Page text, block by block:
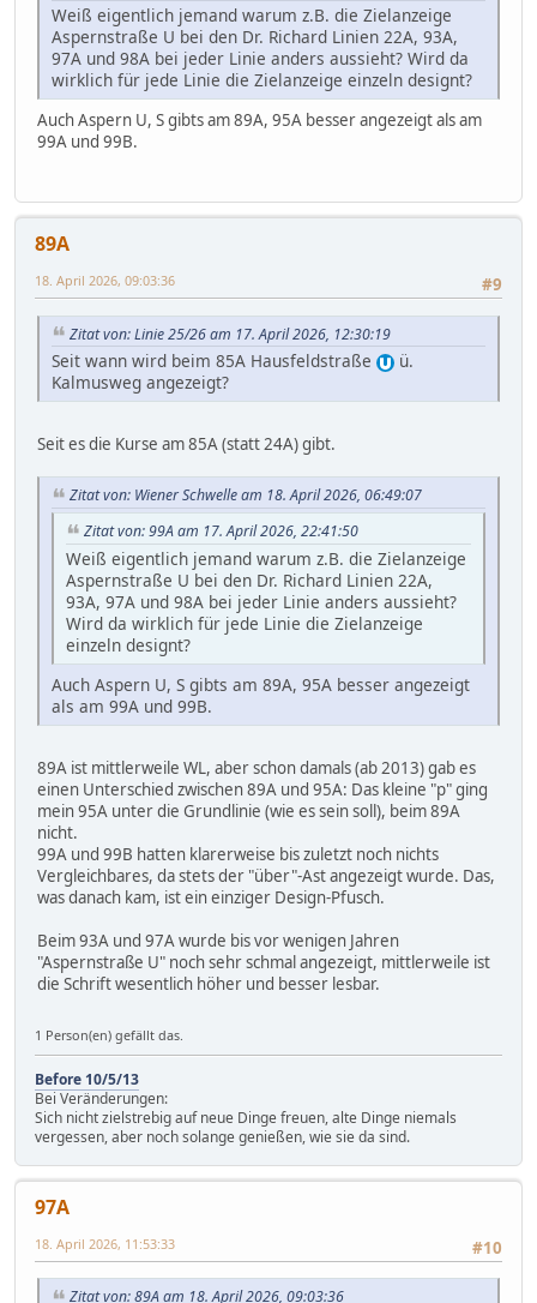
Weiß eigentlich jemand warum z.B. die Zielanzeige
Aspernstraße U bei den Dr. Richard Linien 22A, 93A,
97A und 98A bei jeder Linie anders aussieht? Wird da
wirklich für jede Linie die Zielanzeige einzeln designt?
Auch Aspern U, S gibts am 89A, 95A besser angezeigt als am
99A und 99B.
89A
#9
18. April 2026, 09:03:36
Zitat von: Linie 25/26 am 17. April 2026, 12:30:19
Seit wann wird beim 85A Hausfeldstraße
ü.
Kalmusweg angezeigt?
Seit es die Kurse am 85A (statt 24A) gibt.
Zitat von: Wiener Schwelle am 18. April 2026, 06:49:07
Zitat von: 99A am 17. April 2026, 22:41:50
Weiß eigentlich jemand warum z.B. die Zielanzeige
Aspernstraße U bei den Dr. Richard Linien 22A,
93A, 97A und 98A bei jeder Linie anders aussieht?
Wird da wirklich für jede Linie die Zielanzeige
einzeln designt?
Auch Aspern U, S gibts am 89A, 95A besser angezeigt
als am 99A und 99B.
89A ist mittlerweile WL, aber schon damals (ab 2013) gab es
einen Unterschied zwischen 89A und 95A: Das kleine "p" ging
mein 95A unter die Grundlinie (wie es sein soll), beim 89A
nicht.
99A und 99B hatten klarerweise bis zuletzt noch nichts
Vergleichbares, da stets der "über"-Ast angezeigt wurde. Das,
was danach kam, ist ein einziger Design-Pfusch.
Beim 93A und 97A wurde bis vor wenigen Jahren
"Aspernstraße U" noch sehr schmal angezeigt, mittlerweile ist
die Schrift wesentlich höher und besser lesbar.
1 Person(en) gefällt das.
Before 10/5/13
Bei Veränderungen:
Sich nicht zielstrebig auf neue Dinge freuen, alte Dinge niemals
vergessen, aber noch solange genießen, wie sie da sind.
97A
#10
18. April 2026, 11:53:33
Zitat von: 89A am 18. April 2026, 09:03:36